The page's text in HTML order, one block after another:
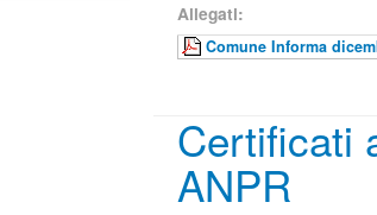
Allegati:
Comune Informa
Certificati
ANPR